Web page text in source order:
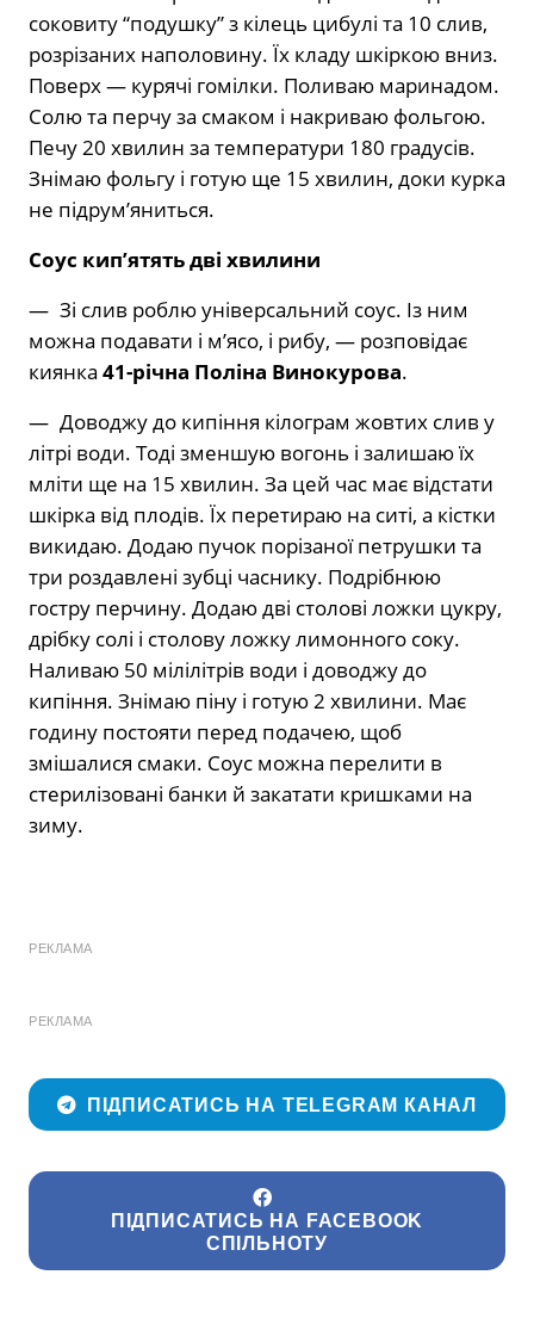
соковиту “подушку” з кілець цибулі та 10 слив,
розрізаних наполовину. Їх кладу шкіркою вниз.
Поверх — курячі гомілки. Поливаю маринадом.
Солю та перчу за смаком і накриваю фольгою.
Печу 20 хвилин за температури 180 градусів.
Знімаю фольгу і готую ще 15 хвилин, доки курка
не підрум’яниться.
Соус кип’ятять дві хвилини
— Зі слив роблю універсальний соус. Із ним
можна подавати і м’ясо, і рибу, — розповідає
киянка 41-річна Поліна Винокурова.
— Доводжу до кипіння кілограм жовтих слив у
літрі води. Тоді зменшую вогонь і залишаю їх
мліти ще на 15 хвилин. За цей час має відстати
шкірка від плодів. Їх перетираю на ситі, а кістки
викидаю. Додаю пучок порізаної петрушки та
три роздавлені зубці часнику. Подрібнюю
гостру перчину. Додаю дві столові ложки цукру,
дрібку солі і столову ложку лимонного соку.
Наливаю 50 мілілітрів води і доводжу до
кипіння. Знімаю піну і готую 2 хвилини. Має
годину постояти перед подачею, щоб
змішалися смаки. Соус можна перелити в
стерилізовані банки й закатати кришками на
зиму.
РЕКЛАМА
РЕКЛАМА
ПІДПИСАТИСЬ НА TELEGRAM КАНАЛ
ПІДПИСАТИСЬ НА FACEBOOK
СПІЛЬНОТУ